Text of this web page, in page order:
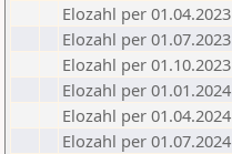
Elozahl per 01.04.2023
Elozahl per 01.07.2023
Elozahl per 01.10.2023
Elozahl per 01.01.2024
Elozahl per 01.04.2024
Elozahl per 01.07.2024